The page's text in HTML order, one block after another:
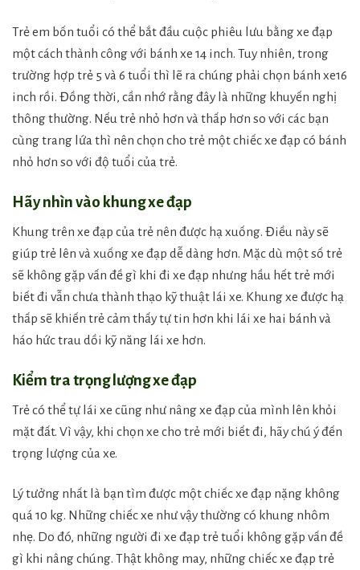
Trẻ em bốn tuổi có thể bắt đầu cuộc phiêu lưu bằng xe đạp
một cách thành công với bánh xe 14 inch. Tuy nhiên, trong
trường hợp trẻ 5 và 6 tuổi thì lẽ ra chúng phải chọn bánh xe16
inch rồi. Đồng thời, cần nhớ rằng đây là những khuyến nghị
thông thường. Nếu trẻ nhỏ hơn và thấp hơn so với các bạn
cùng trang lứa thì nên chọn cho trẻ một chiếc xe đạp có bánh
nhỏ hơn so với độ tuổi của trẻ.
Hãy nhìn vào khung xe đạp
Khung trên xe đạp của trẻ nên được hạ xuống. Điều này sẽ
giúp trẻ lên và xuống xe đạp dễ dàng hơn. Mặc dù một số trẻ
sẽ không gặp vấn đề gì khi đi xe đạp nhưng hầu hết trẻ mới
biết đi vẫn chưa thành thạo kỹ thuật lái xe. Khung xe được hạ
thấp sẽ khiến trẻ cảm thấy tự tin hơn khi lái xe hai bánh và
háo hức trau dồi kỹ năng lái xe hơn.
Kiểm tra trọng lượng xe đạp
Trẻ có thể tự lái xe cũng như nâng xe đạp của mình lên khỏi
mặt đất. Vì vậy, khi chọn xe cho trẻ mới biết đi, hãy chú ý đến
trọng lượng của xe.
Lý tưởng nhất là bạn tìm được một chiếc xe đạp nặng không
quá 10 kg. Những chiếc xe như vậy thường có khung nhôm
nhẹ. Do đó, những người đi xe đạp trẻ tuổi không gặp vấn đề
gì khi nâng chúng. Thật không may, những chiếc xe đạp trẻ